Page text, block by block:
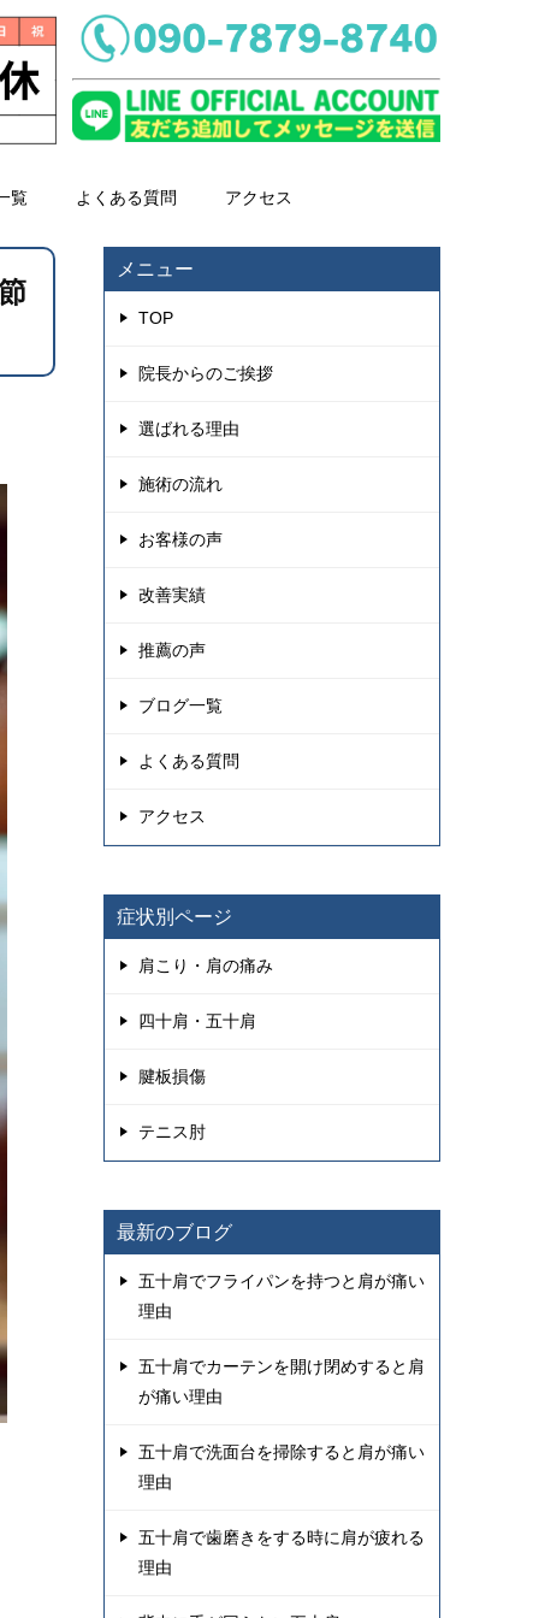
覧 よくある質問 アクセス
メニュー
TOP
院長からのご挨拶
選ばれる理由
施術の流れ
お客様の声
改善実績
推薦の声
ブログ一覧
よくある質問
アクセス
症状別ページ
肩こり・肩の痛み
四十肩・五十肩
腱板損傷
テニス肘
最新のブログ
五十肩でフライパンを持つと肩が痛い
理由
五十肩でカーテンを開け閉めすると肩
が痛い理由
五十肩で洗面台を掃除すると肩が痛い
理由
五十肩で歯磨きをする時に肩が疲れる
理由